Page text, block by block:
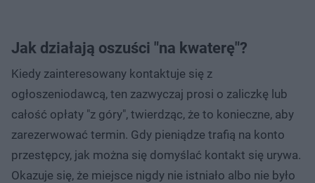
Jak działają oszuści "na kwaterę"?
Kiedy zainteresowany kontaktuje się z
ogłoszeniodawcą, ten zazwyczaj prosi o zaliczkę lub
całość opłaty "z góry", twierdząc, że to konieczne, aby
zarezerwować termin. Gdy pieniądze trafią na konto
przestępcy, jak można się domyślać kontakt się urywa.
Okazuje się, że miejsce nigdy nie istniało albo nie było